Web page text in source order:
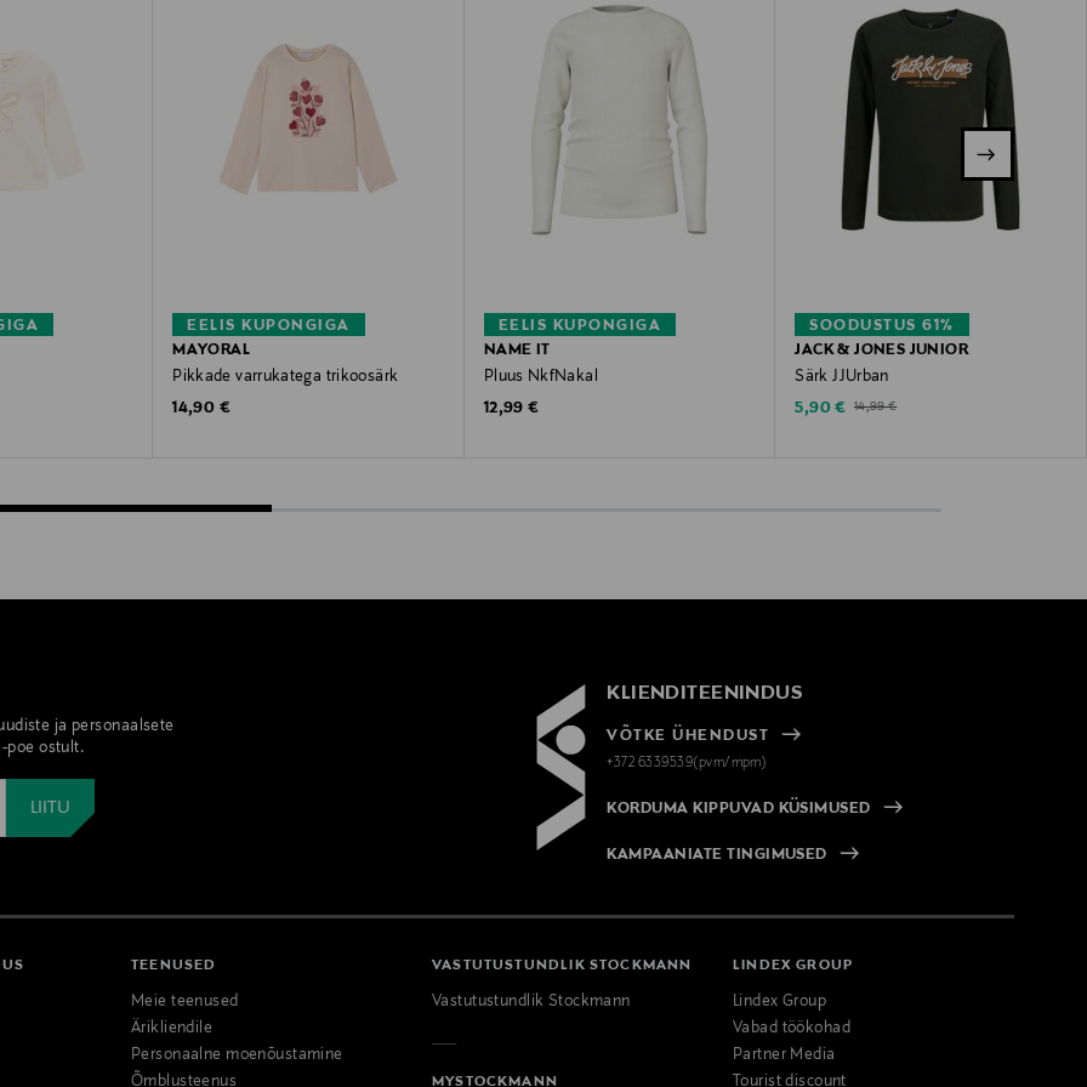
EELIS KUPONGIGA
MAYORAL
Pikkade varrukatega trikoosärk
Original Price
14,90 €
EELIS KUPONGIGA
NAME IT
Pluus NkfNakal
Original Price
12,99 €
SOODUSTUS 61%
JACK & JONES JUNIOR
Särk JJUrban
Discounted Price
5,90 € Original Price
14,99 €
ja personaalsete
poe ostult.
KLIENDITEENINDUS
VÕTKE ÜHENDUST
+372 6339539(pvm/mpm)
KORDUMA KIPPUVAD KÜSIMUSED
KAMPAANIATE TINGIMUSED
TEENUSED
Meie teenused
Ärikliendile
Personaalne moenõustamine
Õmblusteenus
VASTUTUSTUNDLIK STOCKMANN
Vastutustundlik Stockmann
MYSTOCKMANN
LINDEX GROUP
Lindex Group
Vabad töökohad
Partner Media
Tourist discount